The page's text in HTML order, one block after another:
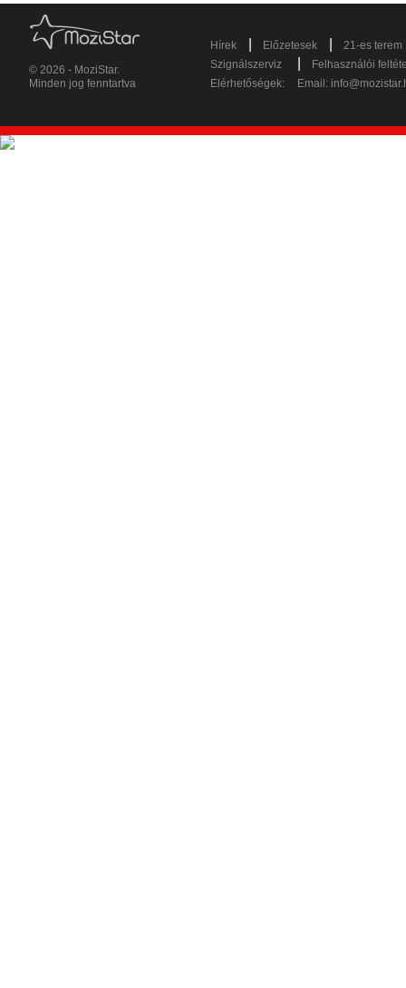
© 2026 - MoziStar.
Minden jog fenntartva
Hírek Előzetesek
21-es terem
Szignálszerviz
Felhasználói
Elérhetőségek:
Email: